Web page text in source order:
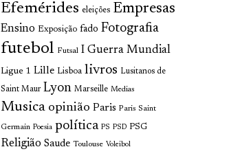
Efemérides eleições Empresas
Ensino Exposição fado Fotografia
futebol Futsal I Guerra Mundial
Ligue 1 Lille Lisboa livros Lusitanos de
Saint Maur Lyon Marseille Medias
Musica opinião Paris Paris Saint
Germain Poesia política PS PSD PSG
Religião Saude Toulouse Voleibol